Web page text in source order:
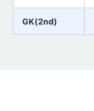
GK(2nd)